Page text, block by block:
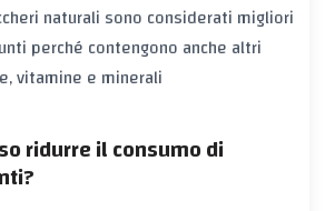
naturali sono considerati migliori
perché contengono anche altri
vitamine e minerali
ridurre il consumo di